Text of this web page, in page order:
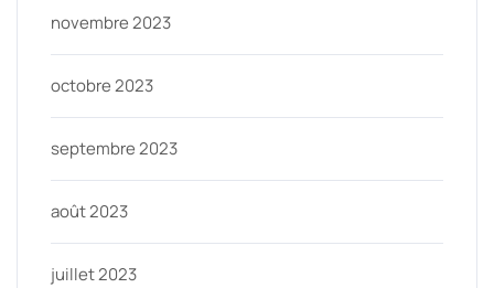
novembre 2023
octobre 2023
septembre 2023
août 2023
juillet 2023